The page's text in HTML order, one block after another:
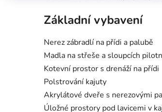
Základní vybavení
Nerez zábradlí na přídi a palubě
Madla na střeše a sloupcích
Kotevní prostor s drenáží na přídi
Polstrování kajuty
Akrylátové dveře s nerezovými
Úložné prostory pod lavicemi v